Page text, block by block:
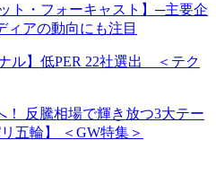
ト・フォーキャスト】─主要企
ィアの動向にも注目
ル】低PER 22社選出 ＜テク
！ 反騰相場で輝き放つ3大テー
五輪】 ＜GW特集＞